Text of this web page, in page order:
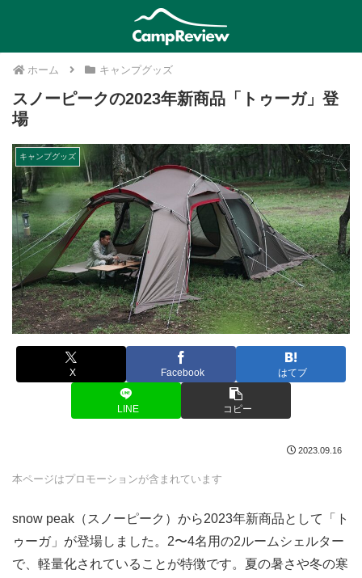
ホーム キャンプグッズ
スノーピークの2023年新商品「トゥーガ」登
場
キャンプグッズ
X Facebook はてブ
LINE コピー
2023.09.16
本ページはプロモーションが含まれています
snow peak（スノーピーク）から2023年新商品として「ト
ゥーガ」が登場しました。2〜4名用の2ルームシェルター
で、軽量化されていることが特徴です。夏の暑さや冬の寒